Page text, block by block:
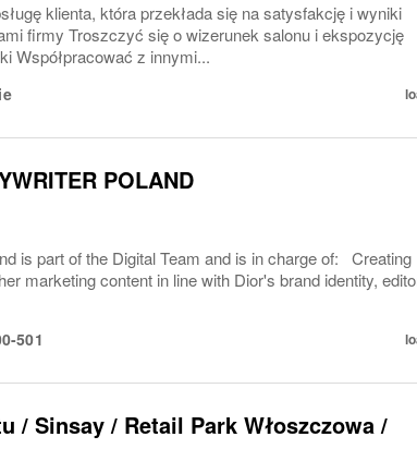
klienta, która przekłada się na satysfakcję i wyniki
firmy Troszczyć się o wizerunek salonu i ekspozycję
Współpracować z innymi...
POLAND
is part of the Digital Team and is in charge of: Creating
marketing content in line with Dior's brand identity,
501
/ Sinsay / Retail Park Włoszczowa /